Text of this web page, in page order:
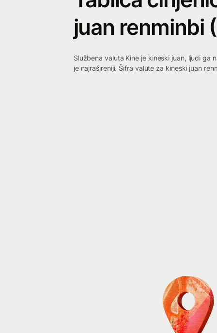
juan renminbi
Službena valuta Kine je kineski juan, ljudi ga
je najrašireniji. Šifra valute za kineski juan